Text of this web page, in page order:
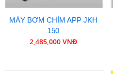
MÁY BƠM CHÌM APP JKH
150
2,485,000 VNĐ